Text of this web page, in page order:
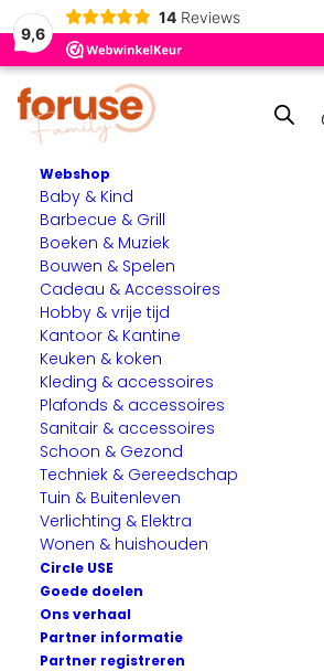
9,6
14 Reviews
Webshop
Baby & Kind
Barbecue & Grill
Boeken & Muziek
Bouwen & Spelen
Cadeau & Accessoires
Hobby & vrije tijd
Kantoor & Kantine
Keuken & koken
Kleding & accessoires
Plafonds & accessoires
Sanitair & accessoires
Schoon & Gezond
Techniek & Gereedschap
Tuin & Buitenleven
Verlichting & Elektra
Wonen & huishouden
Circle USE
Goede doelen
Ons verhaal
Partner informatie
Partner registreren
Home Producten getagged “afzuiging”
afzuiging